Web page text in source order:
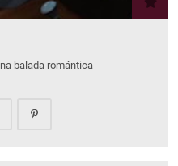
balada romántica